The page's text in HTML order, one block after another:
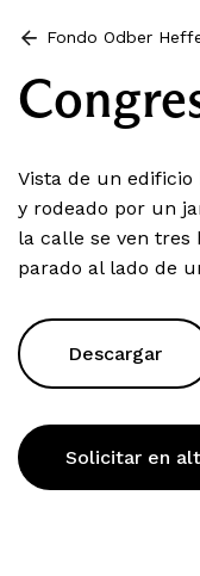
Fondo Odber
Vista de un
y rodeado por un
la calle se ven tres
parado al lado de
Descargar
Solicitar en